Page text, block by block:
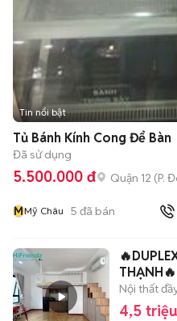
Tin nổi bật
Tủ Bánh Kính Cong Để Bàn
Đã sử dụng
5.500.000 đ Quận 12 (P.
MMỹ Châu 5 đã bán
THẠNH🔥
Nội thất
4,5